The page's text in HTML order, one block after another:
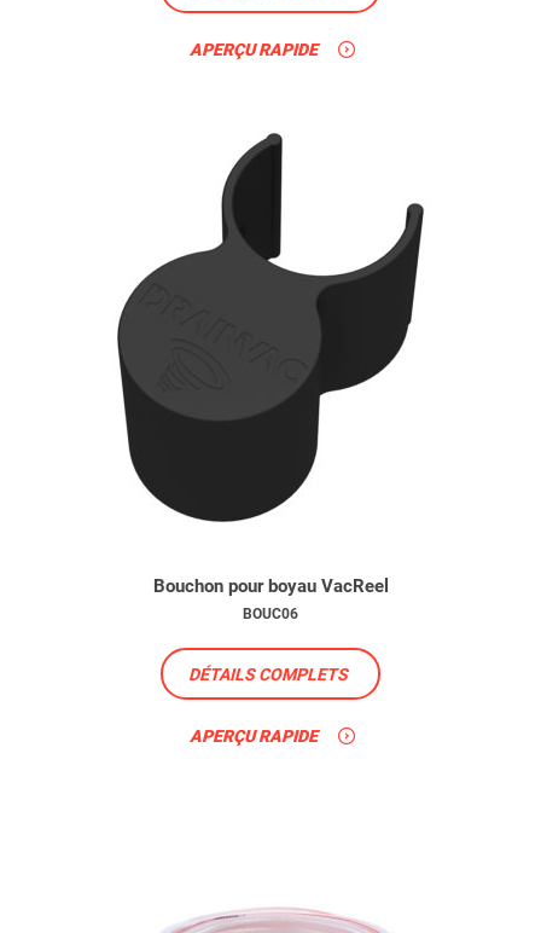
APERÇU RAPIDE
Bouchon pour boyau VacReel
BOUC06
DÉTAILS COMPLETS
APERÇU RAPIDE